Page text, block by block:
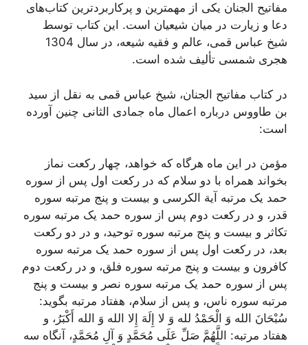
مفاتیح الجنان یکی از مهمترین و پرکاربردترین کتاب‌های
دعا و زیارت در میان شیعیان است. این کتاب توسط
شیخ عباس قمی، عالم و فقیه شیعه، در سال 1304
هجری شمسی تألیف شده است.
در کتاب مفاتیح الجنان، شیخ عباس قمی به نقل از سید
بن طاووس درباره اعمال ماه جمادی الثانی چنین آورده
است:
مؤمن در این ماه هرگاه که خواهد، چهار رکعت نماز
بخواند همراه با دو سلام که در رکعت اول پس از سوره
حمد یک مرتبه آیة الکرسی و بیست و پنج مرتبه سوره
قدر، و در رکعت دوم پس از سوره حمد یک مرتبه سوره
تکاثر و بیست و پنج مرتبه سوره توحید، و در دو رکعت
بعد، در رکعت اول پس از سوره حمد یک مرتبه سوره
کافرون و بیست و پنج مرتبه سوره فلق، و در رکعت دوم
پس از سوره حمد یک مرتبه سوره نصر و بیست و پنج
مرتبه سوره ناس، و پس از سلام، هفتاد مرتبه بگوید:
سُبْحَانَ الله وَ الْحَمْدُ لله وَ لا إِلَهَ إِلا الله وَ الله أَکْبَرُ، و
هفتاد مرتبه: اللَّهُمَّ صَلِّ عَلَی مُحَمَّدٍ وَ آلِ مُحَمَّدٍ، آنگاه سه